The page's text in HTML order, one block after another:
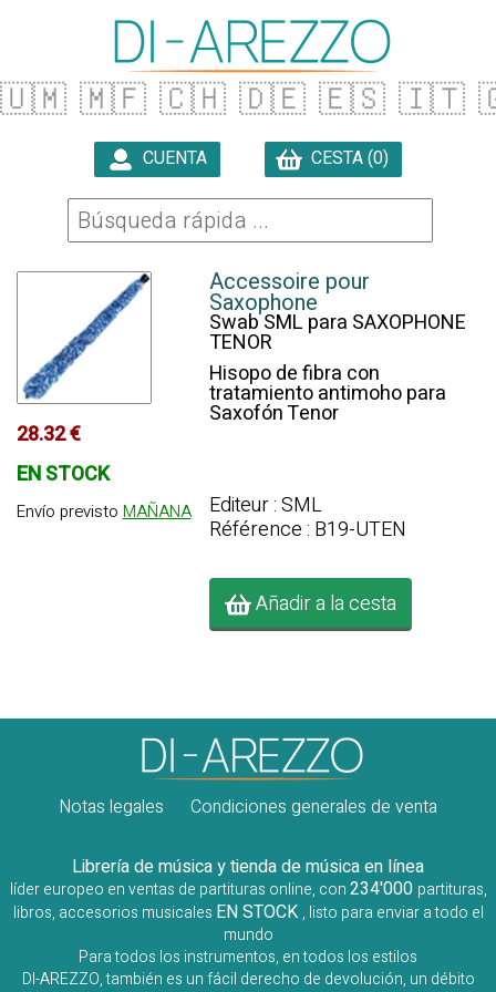
🇺🇲 🇲🇫 🇨🇭 🇩🇪 🇪🇸 🇮🇹
CUENTA CESTA (0)
28.32 €
EN STOCK
Envío previsto MAÑANA
Accessoire pour
Saxophone
Swab SML para SAXOPHONE
TENOR
Hisopo de fibra con
tratamiento antimoho para
Saxofón Tenor
Editeur : SML
Référence : B19-UTEN
Añadir a la cesta
Notas legales Condiciones generales de venta
Librería de música y tienda de música en línea
líder europeo en ventas de partituras online, con234'000 partituras,
libros, accesorios musicales EN STOCK , listo para enviar a todo el
mundo
Para todos los instrumentos, en todos los estilos
DI-AREZZO, también es un fácil derecho de devolución, un débito